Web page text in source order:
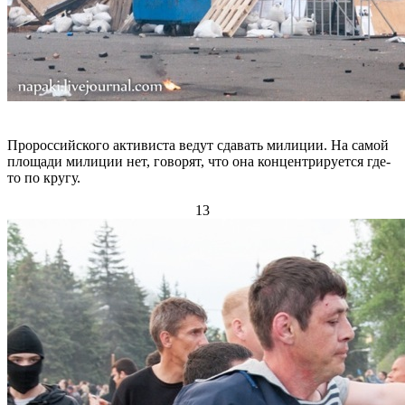
Пророссийского активиста ведут сдавать милиции. На самой
площади милиции нет, говорят, что она концентрируется где-
то по кругу.
13